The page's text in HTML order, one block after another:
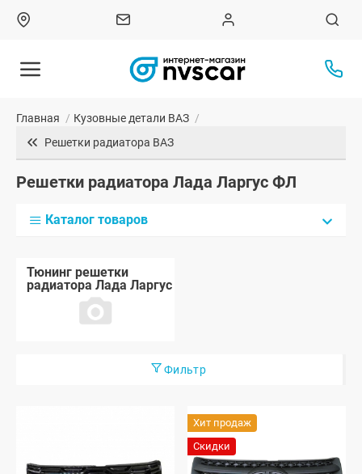
Главная / Кузовные детали ВАЗ /
Решетки радиатора ВАЗ
Решетки радиатора Лада Ларгус ФЛ
Каталог товаров
Тюнинг решетки
радиатора Лада Ларгус
Фильтр
Хит продаж
Скидки